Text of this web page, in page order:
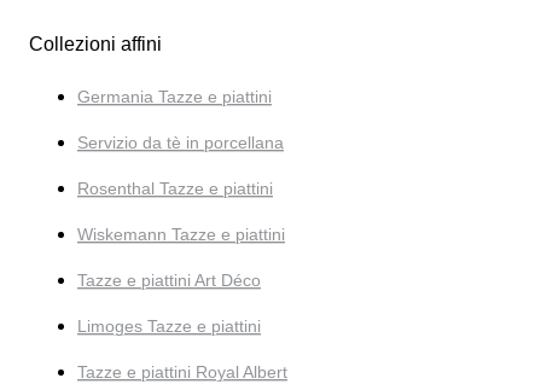
Collezioni affini
Germania Tazze e piattini
Servizio da tè in porcellana
Rosenthal Tazze e piattini
Wiskemann Tazze e piattini
Tazze e piattini Art Déco
Limoges Tazze e piattini
Tazze e piattini Royal Albert